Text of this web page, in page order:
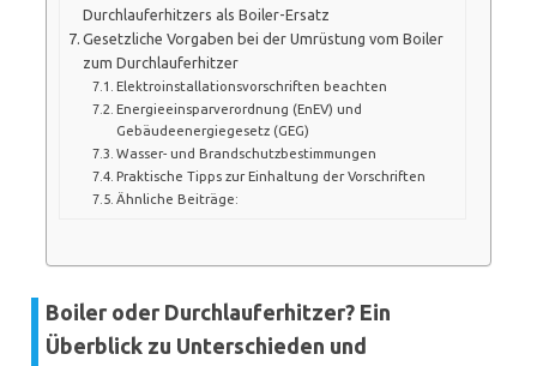
Durchlauferhitzers als Boiler-Ersatz
Gesetzliche Vorgaben bei der Umrüstung vom Boiler
zum Durchlauferhitzer
Elektroinstallationsvorschriften beachten
Energieeinsparverordnung (EnEV) und
Gebäudeenergiegesetz (GEG)
Wasser- und Brandschutzbestimmungen
Praktische Tipps zur Einhaltung der Vorschriften
Ähnliche Beiträge:
Boiler oder Durchlauferhitzer? Ein
Überblick zu Unterschieden und